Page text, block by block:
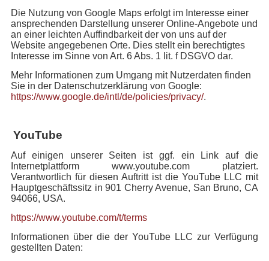
Die Nutzung von Google Maps erfolgt im Interesse einer
ansprechenden Darstellung unserer Online-Angebote und
an einer leichten Auffindbarkeit der von uns auf der
Website angegebenen Orte. Dies stellt ein berechtigtes
Interesse im Sinne von Art. 6 Abs. 1 lit. f DSGVO dar.
Mehr Informationen zum Umgang mit Nutzerdaten finden
Sie in der Datenschutzerklärung von Google:
https://www.google.de/intl/de/policies/privacy/.
YouTube
Auf einigen unserer Seiten ist ggf. ein Link auf die
Internetplattform www.youtube.com platziert.
Verantwortlich für diesen Auftritt ist die YouTube LLC mit
Hauptgeschäftssitz in 901 Cherry Avenue, San Bruno, CA
94066, USA.
https://www.youtube.com/t/terms
Informationen über die der YouTube LLC zur Verfügung
gestellten Daten: